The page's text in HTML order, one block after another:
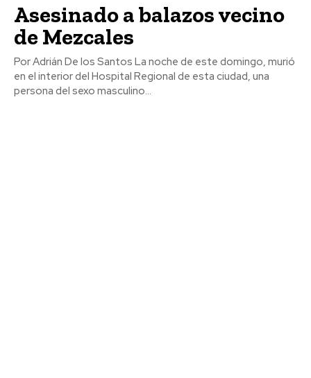
Asesinado a balazos vecino
de Mezcales
Por Adrián De los Santos La noche de este domingo, murió
en el interior del Hospital Regional de esta ciudad, una
persona del sexo masculino...